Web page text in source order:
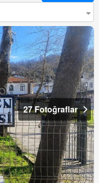
27 Fotoğraflar